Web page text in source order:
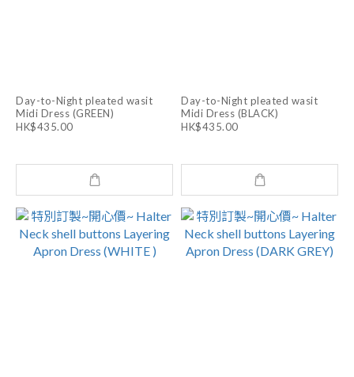
Day-to-Night pleated wasit
Midi Dress (GREEN)
HK$435.00
Day-to-Night pleated wasit
Midi Dress (BLACK)
HK$435.00